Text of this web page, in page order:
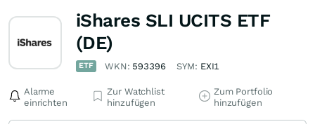
iShares SLI UCITS ETF
(DE)
ETF WKN: 593396 SYM: EXI1
Alarme
einrichten
Zur Watchlist
hinzufügen
Zum Portfolio
hinzufügen